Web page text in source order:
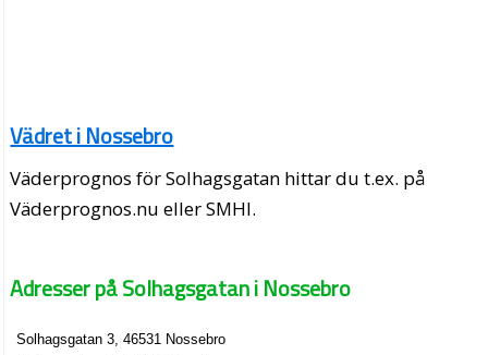
Vädret i Nossebro
Väderprognos för Solhagsgatan hittar du t.ex. på
Väderprognos.nu eller SMHI.
Adresser på Solhagsgatan i Nossebro
Solhagsgatan 3, 46531 Nossebro